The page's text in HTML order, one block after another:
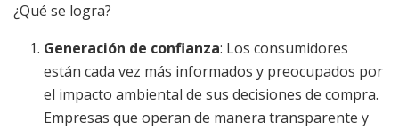
¿Qué se logra?
Generación de confianza: Los consumidores
están cada vez más informados y preocupados por
el impacto ambiental de sus decisiones de compra.
Empresas que operan de manera transparente y